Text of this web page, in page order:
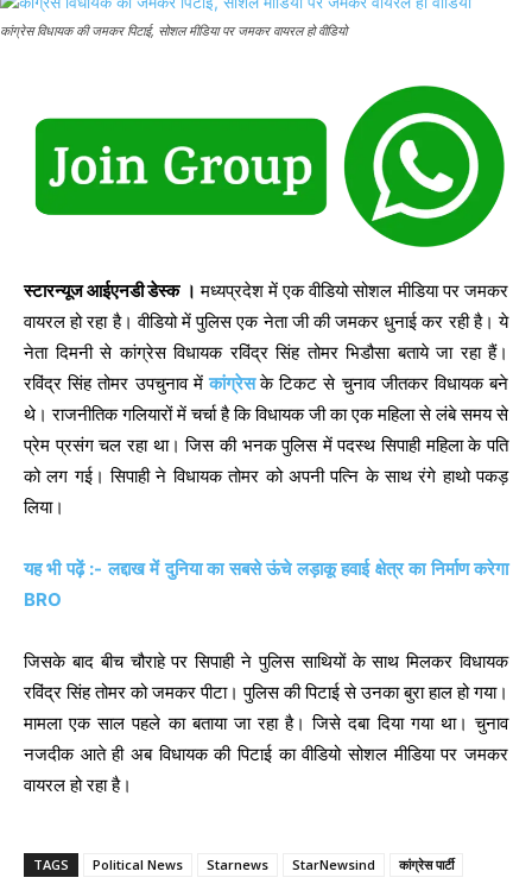
कांग्रेस विधायक की जमकर पिटाई, सोशल मीडिया पर जमकर वायरल हो वीडियो
स्टारन्यूज आईएनडी डेस्क । मध्यप्रदेश में एक वीडियो सोशल मीडिया पर जमकर
वायरल हो रहा है। वीडियो में पुलिस एक नेता जी की जमकर धुनाई कर रही है। ये
नेता दिमनी से कांग्रेस विधायक रविंद्र सिंह तोमर भिडौसा बताये जा रहा हैं।
रविंद्र सिंह तोमर उपचुनाव मेंकांग्रेस के टिकट से चुनाव जीतकर विधायक बने
थे। राजनीतिक गलियारों में चर्चा है कि विधायक जी का एक महिला से लंबे समय से
प्रेम प्रसंग चल रहा था। जिस की भनक पुलिस में पदस्थ सिपाही महिला के पति
को लग गई। सिपाही ने विधायक तोमर को अपनी पत्नि के साथ रंगे हाथो पकड़
लिया।
यह भी पढ़ें :- लद्दाख में दुनिया का सबसे ऊंचे लड़ाकू हवाई क्षेत्र का निर्माण करेगा
BRO
जिसके बाद बीच चौराहे पर सिपाही ने पुलिस साथियों के साथ मिलकर विधायक
रविंद्र सिंह तोमर को जमकर पीटा। पुलिस की पिटाई से उनका बुरा हाल हो गया।
मामला एक साल पहले का बताया जा रहा है। जिसे दबा दिया गया था। चुनाव
नजदीक आते ही अब विधायक की पिटाई का वीडियो सोशल मीडिया पर जमकर
वायरल हो रहा है।
TAGS Political News Starnews StarNewsind
कांग्रेस पार्टी